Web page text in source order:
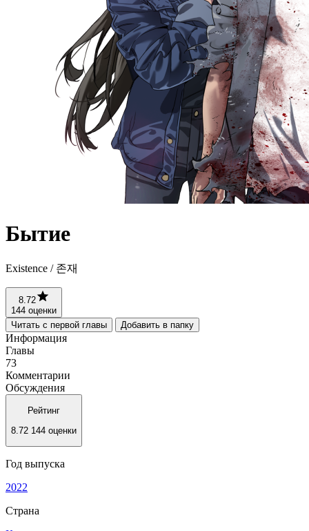
Бытие
Existence / 존재
8.72
144 оценки
Читать с первой главы
Добавить в папку
Информация
Главы
73
Комментарии
Обсуждения
Рейтинг
8.72 144 оценки
Год выпуска
2022
Страна